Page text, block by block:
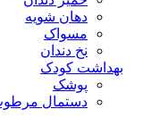
دهان شویه
مسواک
نخ دندان
بهداشت کودک
پوشک
دستمال